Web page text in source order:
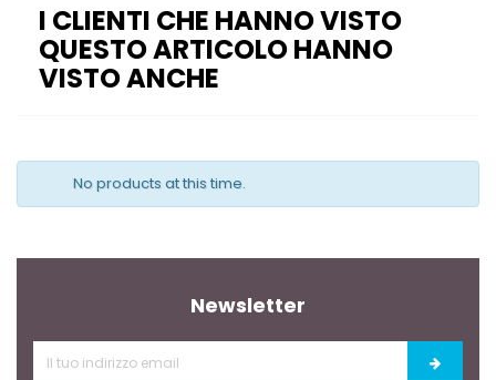
I CLIENTI CHE HANNO VISTO
QUESTO ARTICOLO HANNO
VISTO ANCHE
No products at this time.
Newsletter